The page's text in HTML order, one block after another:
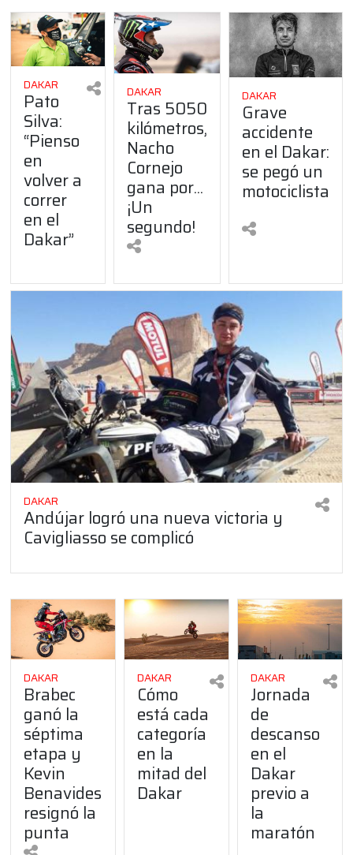
DAKAR
Pato
Silva:
“Pienso
en
volver a
correr
en el
Dakar”
DAKAR
Tras 5050
kilómetros,
Nacho
Cornejo
gana por...
¡Un
segundo!
DAKAR
Grave
accidente
en el Dakar:
se pegó un
motociclista
DAKAR
Andújar logró una nueva victoria y
Cavigliasso se complicó
DAKAR
Brabec
ganó la
séptima
etapa y
Kevin
Benavides
resignó la
punta
DAKAR
Cómo
está cada
categoría
en la
mitad del
Dakar
DAKAR
Jornada
de
descanso
en el
Dakar
previo a
la
maratón